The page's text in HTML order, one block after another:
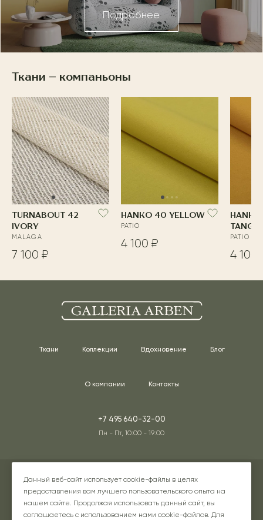
Подробнее
Ткани – компаньоны
TURNABOUT 42
IVORY
MALAGA
7 100 ₽
HANKO 40 YELLOW
PATIO
4 100 ₽
PATIO
4 100
Ткани Коллекции Вдохновение Блог
О компании Контакты
+7 495 640-32-00
Пн - Пт, 10:00 - 19:00
Адреса наших шоурумов
Данный веб-сайт использует cookie-файлы в целях
предоставления вам лучшего пользовательского опыта на
нашем сайте. Продолжая использовать данный сайт, вы
соглашаетесь с использованием нами cookie-файлов. Для